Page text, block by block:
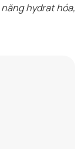
hydrat hóa,